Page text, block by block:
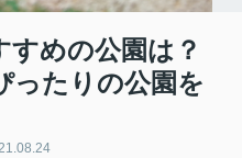
すめの公園は？
ったりの公園を